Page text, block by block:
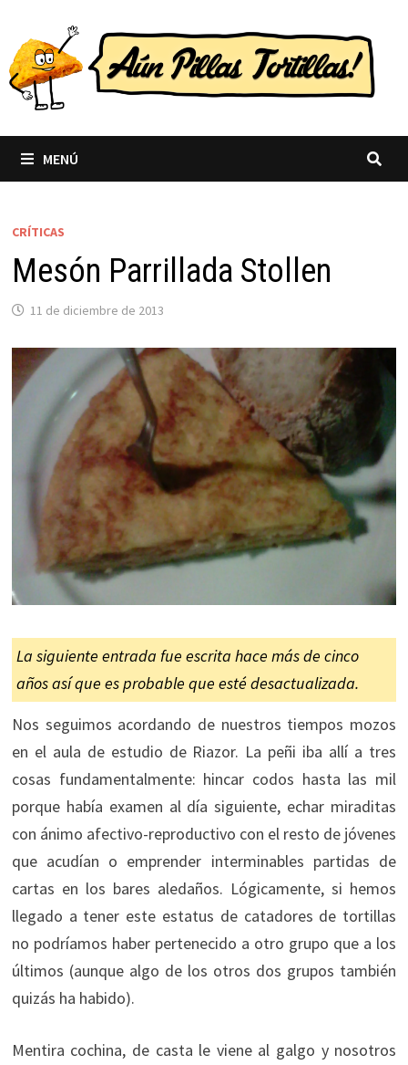
contenido
MENÚ
CRÍTICAS
Mesón Parrillada Stollen
11 de diciembre de 2013
La siguiente entrada fue escrita hace más de cinco
años así que es probable que esté desactualizada.
Nos seguimos acordando de nuestros tiempos mozos
en el aula de estudio de Riazor. La peñi iba allí a tres
cosas fundamentalmente: hincar codos hasta las mil
porque había examen al día siguiente, echar miraditas
con ánimo afectivo-reproductivo con el resto de jóvenes
que acudían o emprender interminables partidas de
cartas en los bares aledaños. Lógicamente, si hemos
llegado a tener este estatus de catadores de tortillas
no podríamos haber pertenecido a otro grupo que a los
últimos (aunque algo de los otros dos grupos también
quizás ha habido).
Mentira cochina, de casta le viene al galgo y nosotros